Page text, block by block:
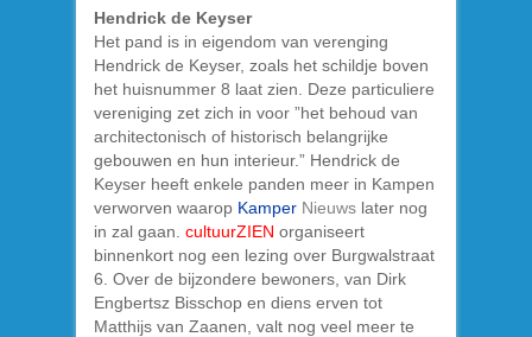
Hendrick de Keyser
Het pand is in eigendom van verenging
Hendrick de Keyser, zoals het schildje boven
het huisnummer 8 laat zien. Deze particuliere
vereniging zet zich in voor ”het behoud van
architectonisch of historisch belangrijke
gebouwen en hun interieur.” Hendrick de
Keyser heeft enkele panden meer in Kampen
verworven waarop Kamper Nieuws later nog
in zal gaan. cultuurZIEN organiseert
binnenkort nog een lezing over Burgwalstraat
6. Over de bijzondere bewoners, van Dirk
Engbertsz Bisschop en diens erven tot
Matthijs van Zaanen, valt nog veel meer te